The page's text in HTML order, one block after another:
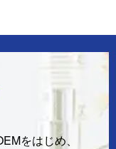
をはじめ、